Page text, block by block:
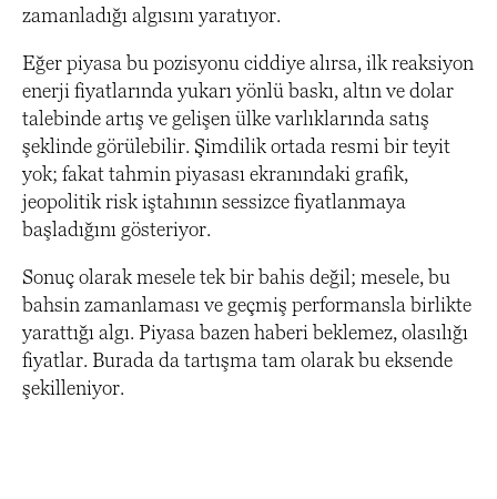
zamanladığı algısını yaratıyor.
Eğer piyasa bu pozisyonu ciddiye alırsa, ilk reaksiyon
enerji fiyatlarında yukarı yönlü baskı, altın ve dolar
talebinde artış ve gelişen ülke varlıklarında satış
şeklinde görülebilir. Şimdilik ortada resmi bir teyit
yok; fakat tahmin piyasası ekranındaki grafik,
jeopolitik risk iştahının sessizce fiyatlanmaya
başladığını gösteriyor.
Sonuç olarak mesele tek bir bahis değil; mesele, bu
bahsin zamanlaması ve geçmiş performansla birlikte
yarattığı algı. Piyasa bazen haberi beklemez, olasılığı
fiyatlar. Burada da tartışma tam olarak bu eksende
şekilleniyor.